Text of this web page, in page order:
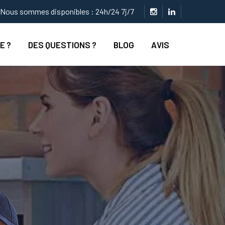
Nous sommes disponibles : 24h/24 7j/7
? DES QUESTIONS ? BLOG AVIS